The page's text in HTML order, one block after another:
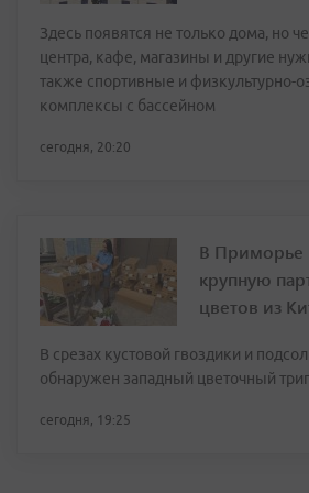
Здесь появятся не только дома, но
центра, кафе, магазины и другие
также спортивные и физкультурно-
комплексы с бассейном
сегодня, 20:20
В Приморье
крупную
цветов из
В срезах кустовой гвоздики и
обнаружен западный цветочный
сегодня, 19:25